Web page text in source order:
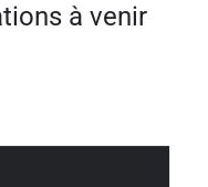
à venir